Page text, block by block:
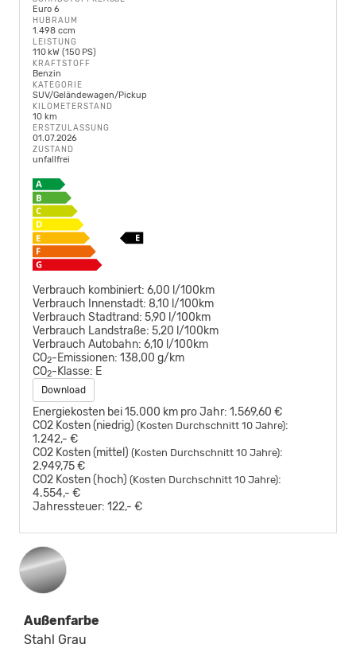
Euro 6
HUBRAUM
1.498 ccm
LEISTUNG
110 kW (150 PS)
KRAFTSTOFF
Benzin
KATEGORIE
SUV/Geländewagen/Pickup
KILOMETERSTAND
10 km
ERSTZULASSUNG
01.07.2026
ZUSTAND
unfallfrei
Verbrauch kombiniert: 6,00 l/100km
Verbrauch Innenstadt: 8,10 l/100km
Verbrauch Stadtrand: 5,90 l/100km
Verbrauch Landstraße: 5,20 l/100km
Verbrauch Autobahn: 6,10 l/100km
CO2-Emissionen: 138,00 g/km
CO2-Klasse: E
Download
Energiekosten bei 15.000 km pro Jahr: 1.569,60 €
CO2 Kosten (niedrig) (Kosten Durchschnitt 10 Jahre):
1.242,- €
CO2 Kosten (mittel) (Kosten Durchschnitt 10 Jahre):
2.949,75 €
CO2 Kosten (hoch) (Kosten Durchschnitt 10 Jahre):
4.554,- €
Jahressteuer: 122,- €
Außenfarbe
Stahl Grau